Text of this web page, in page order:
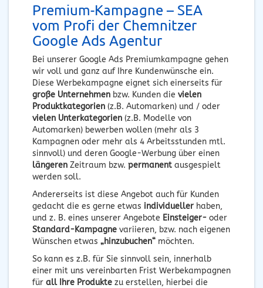
Premium-Kampagne – SEA
vom Profi der Chemnitzer
Google Ads Agentur
Bei unserer Google Ads Premiumkampagne gehen
wir voll und ganz auf Ihre Kundenwünsche ein.
Diese Werbekampagne eignet sich einerseits für
große Unternehmen bzw. Kunden die vielen
Produktkategorien (z.B. Automarken) und / oder
vielen Unterkategorien (z.B. Modelle von
Automarken) bewerben wollen (mehr als 3
Kampagnen oder mehr als 4 Arbeitsstunden mtl.
sinnvoll) und deren Google-Werbung über einen
längeren Zeitraum bzw. permanent ausgespielt
werden soll.
Andererseits ist diese Angebot auch für Kunden
gedacht die es gerne etwas individueller haben,
und z. B. eines unserer Angebote Einsteiger- oder
Standard-Kampagne variieren, bzw. nach eigenen
Wünschen etwas „hinzubuchen“ möchten.
So kann es z.B. für Sie sinnvoll sein, innerhalb
einer mit uns vereinbarten Frist Werbekampagnen
für all Ihre Produkte zu erstellen, hierbei die